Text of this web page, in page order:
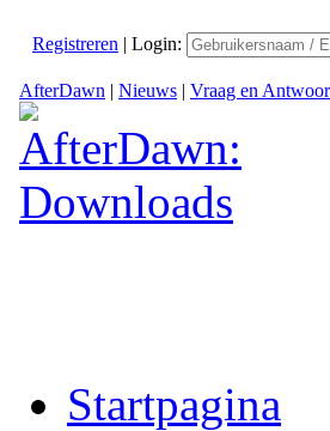
Registreren | Login:
AfterDawn | Nieuws | Vraag en
Startpagina